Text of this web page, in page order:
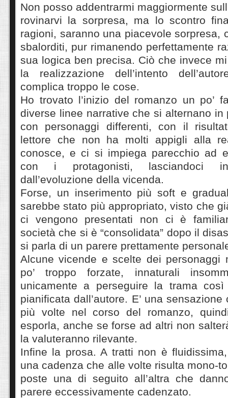
Non posso addentrarmi maggiormente
rovinarvi la sorpresa, ma lo scontro
ragioni, saranno una piacevole sorpresa,
sbalorditi, pur rimanendo perfettamente
sua logica ben precisa. Ciò che invece
la realizzazione dell’intento
complica troppo le cose.
Ho trovato l’inizio del romanzo un po’
diverse linee narrative che si alternano in
con personaggi differenti, con il
lettore che non ha molti appigli alla
conosce, e ci si impiega parecchio ad
con i protagonisti, lasciandoci
dall’evoluzione della vicenda.
Forse, un inserimento più soft e
sarebbe stato più appropriato, visto che
ci vengono presentati non ci è
società che si è “consolidata” dopo il
si parla di un parere prettamente
Alcune vicende e scelte dei personaggi
po’ troppo forzate, innaturali
unicamente a perseguire la trama
pianificata dall’autore. E’ una
più volte nel corso del romanzo,
esporla, anche se forse ad altri non
la valuteranno rilevante.
Infine la prosa. A tratti non è
una cadenza che alle volte risulta mono-
poste una di seguito all’altra che
parere eccessivamente cadenzato.